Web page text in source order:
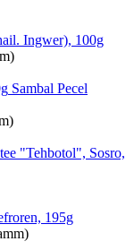
Ingwer), 100g
Sambal Pecel
"Tehbotol", Sosro,
195g